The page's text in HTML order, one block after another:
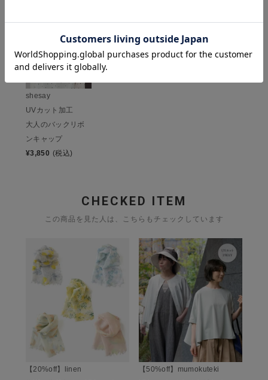
shesay
UVカット加工
大人のバックリボ
ンキャップ
¥3,850 (税込)
CHECKED ITEM
この商品を見た人は、こちらもチェックしています
【20%off】linen
【50%off】mumokuteki